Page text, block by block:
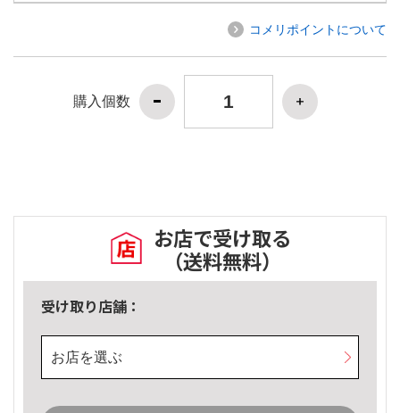
コメリポイントについて
購入個数
お店で受け取る
（送料無料）
受け取り店舗：
お店を選ぶ